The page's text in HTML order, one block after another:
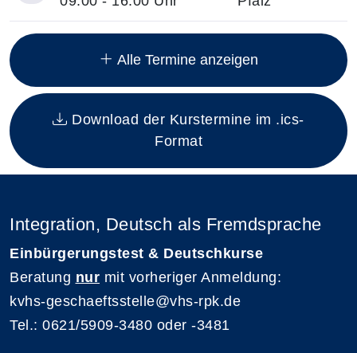
Insgesamt gibt es 6 Termine zum diesen Kurs
Alle Termine anzeigen
Download der Kurstermine im .ics-
Format
Integration, Deutsch als Fremdsprache
Einbürgerungstest & Deutschkurse
Beratung nur mit vorheriger Anmeldung:
kvhs-geschaeftsstelle@vhs-rpk.de
Tel.: 0621/5909-3480 oder -3481